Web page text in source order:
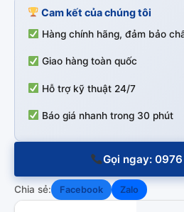
Cam kết của chúng tôi
Hàng chính hãng, đảm bảo
Giao hàng toàn quốc
Hỗ trợ kỹ thuật 24/7
Báo giá nhanh trong 30 phút
Gọi ngay: 0976
Chia sẻ: Facebook Zalo